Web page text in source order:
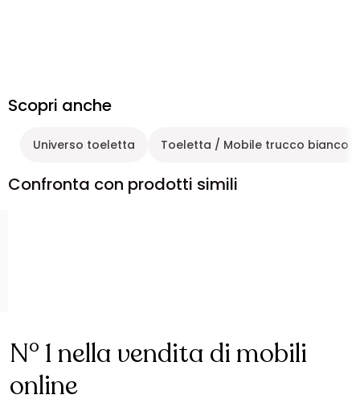
Scopri anche
Universo toeletta Toeletta / Mobile trucco bianco
Confronta con prodotti simili
N° 1 nella vendita di mobili
online